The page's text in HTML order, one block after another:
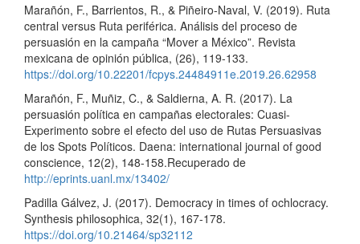
Marañón, F., Barrientos, R., & Piñeiro-Naval, V. (2019). Ruta
central versus Ruta periférica. Análisis del proceso de
persuasión en la campaña “Mover a México”. Revista
mexicana de opinión pública, (26), 119-133.
https://doi.org/10.22201/fcpys.24484911e.2019.26.62958
Marañón, F., Muñiz, C., & Saldierna, A. R. (2017). La
persuasión política en campañas electorales: Cuasi-
Experimento sobre el efecto del uso de Rutas Persuasivas
de los Spots Políticos. Daena: international journal of good
conscience, 12(2), 148-158.Recuperado de
http://eprints.uanl.mx/13402/
Padilla Gálvez, J. (2017). Democracy in times of ochlocracy.
Synthesis philosophica, 32(1), 167-178.
https://doi.org/10.21464/sp32112